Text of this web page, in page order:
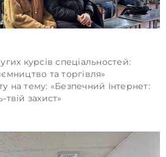
курсів спеціальностей:
та торгівля»
на тему: «Безпечний Інтернет:
твій захист»